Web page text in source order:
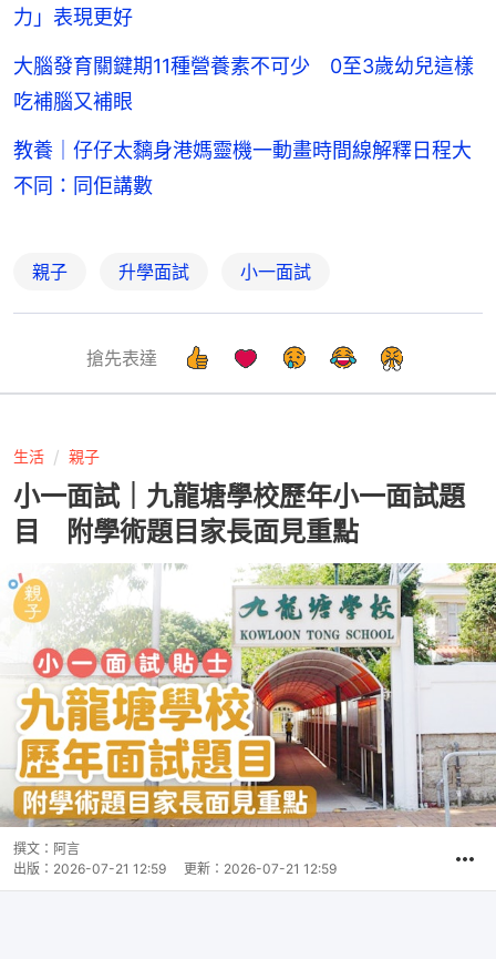
力」表現更好
大腦發育關鍵期11種營養素不可少 0至3歲幼兒這樣
吃補腦又補眼
教養｜仔仔太黐身港媽靈機一動畫時間線解釋日程大
不同：同佢講數
親子 升學面試 小一面試
搶先表達
生活 親子
小一面試｜九龍塘學校歷年小一面試題
目 附學術題目家長面見重點
撰文： 阿言
出版： 2026-07-21 12:59 更新： 2026-07-21 12:59